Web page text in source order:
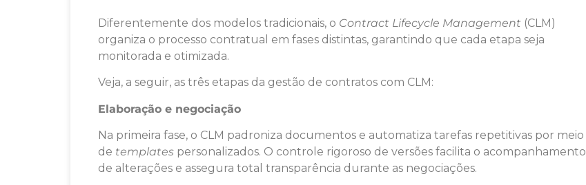
Diferentemente dos modelos tradicionais, o Contract Lifecycle Management (CLM)
organiza o processo contratual em fases distintas, garantindo que cada etapa seja
monitorada e otimizada.
Veja, a seguir, as três etapas da gestão de contratos com CLM:
Elaboração e negociação
Na primeira fase, o CLM padroniza documentos e automatiza tarefas repetitivas por meio
de templates personalizados. O controle rigoroso de versões facilita o acompanhamento
de alterações e assegura total transparência durante as negociações.